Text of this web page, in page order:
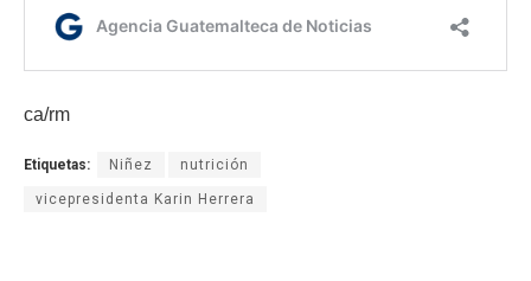
ca/rm
Etiquetas: Niñez nutrición
vicepresidenta Karin Herrera